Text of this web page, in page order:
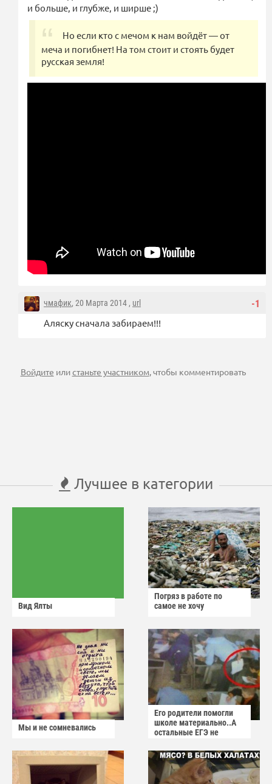
и больше, и глубже, и ширше ;)
Но если кто с мечом к нам войдёт — от
меча и погибнет! На том стоит и стоять будет
русская земля!
-1
чмафик, 20 Марта 2014 , url
Аляску сначала забираем!!!
Войдите илистаньте участником, чтобы комментировать
Лучшее в категории
Вид Ялты
Погряз в работе по
самое не хочу
Мы и не сомневались
Его родители помогли
школе материально..А
остальные ЕГЭ не